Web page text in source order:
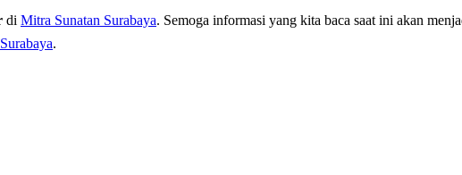
di Mitra Sunatan Surabaya. Semoga informasi yang kita baca saat ini akan
.